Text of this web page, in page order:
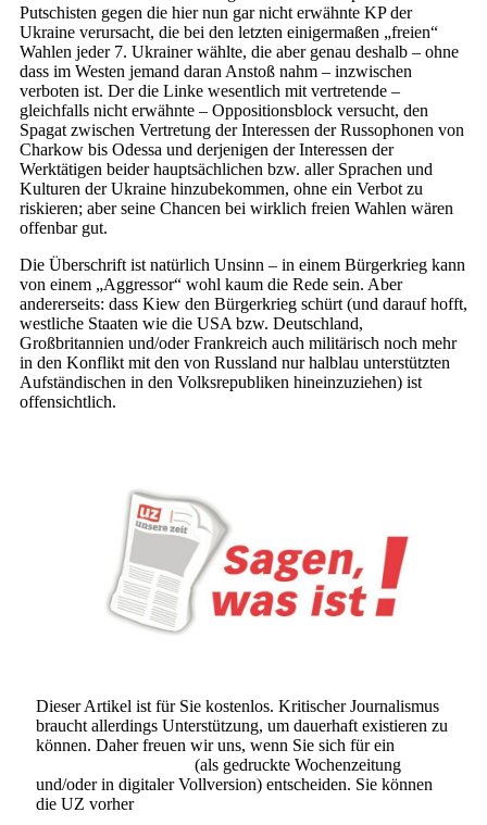
Putschisten gegen die hier nun gar nicht erwähnte KP der
Ukraine verursacht, die bei den letzten einigermaßen „freien“
Wahlen jeder 7. Ukrainer wählte, die aber genau deshalb – ohne
dass im Westen jemand daran Anstoß nahm – inzwischen
verboten ist. Der die Linke wesentlich mit vertretende –
gleichfalls nicht erwähnte – Oppositionsblock versucht, den
Spagat zwischen Vertretung der Interessen der Russophonen von
Charkow bis Odessa und derjenigen der Interessen der
Werktätigen beider hauptsächlichen bzw. aller Sprachen und
Kulturen der Ukraine hinzubekommen, ohne ein Verbot zu
riskieren; aber seine Chancen bei wirklich freien Wahlen wären
offenbar gut.
Die Überschrift ist natürlich Unsinn – in einem Bürgerkrieg kann
von einem „Aggressor“ wohl kaum die Rede sein. Aber
andererseits: dass Kiew den Bürgerkrieg schürt (und darauf hofft,
westliche Staaten wie die USA bzw. Deutschland,
Großbritannien und/oder Frankreich auch militärisch noch mehr
in den Konflikt mit den von Russland nur halblau unterstützten
Aufständischen in den Volksrepubliken hineinzuziehen) ist
offensichtlich.
Dieser Artikel ist für Sie kostenlos. Kritischer Journalismus
braucht allerdings Unterstützung, um dauerhaft existieren zu
können. Daher freuen wir uns, wenn Sie sich für ein
(als gedruckte Wochenzeitung
und/oder in digitaler Vollversion) entscheiden. Sie können
die UZ vorher